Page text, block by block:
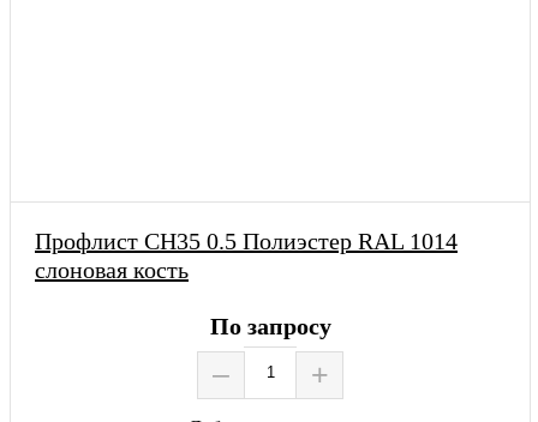
Профлист СН35 0.5 Полиэстер RAL 1014
слоновая кость
По запросу
– +